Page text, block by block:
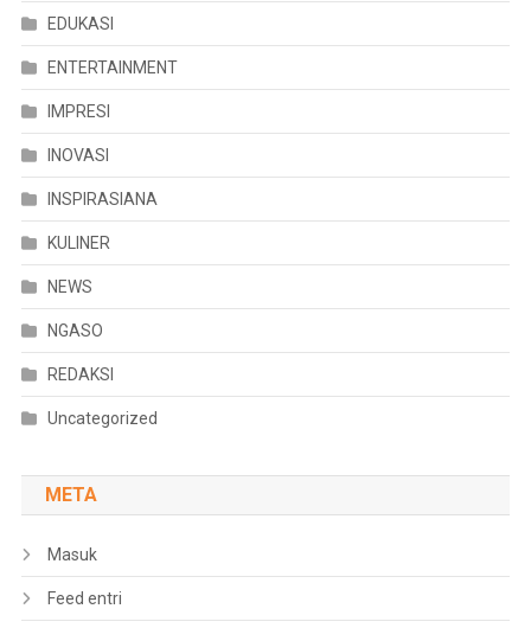
EDUKASI
ENTERTAINMENT
IMPRESI
INOVASI
INSPIRASIANA
KULINER
NEWS
NGASO
REDAKSI
Uncategorized
META
Masuk
Feed entri